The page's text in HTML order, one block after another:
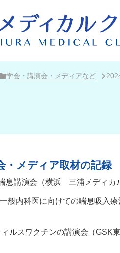
学会・講演会・メディアなど
・メディア取材の記録
息講演会（横浜 三浦メディカ
一般内科医に向けての喘息吸
ルスワクチンの講演会（